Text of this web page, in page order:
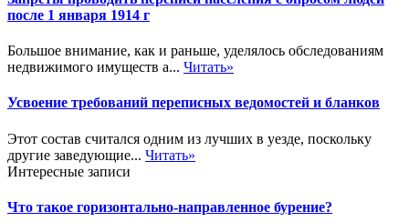
после 1 января 1914 г
Большое внимание, как и раньше, уделялось обследованиям
недвижимого имуществ а... Читать»
Усвоение требований переписных ведомостей и бланков
Этот состав считался одним из лучших в уезде, поскольку
другие заведующие... Читать»
Интересные записи
Что такое горизонтально-направленное бурение?